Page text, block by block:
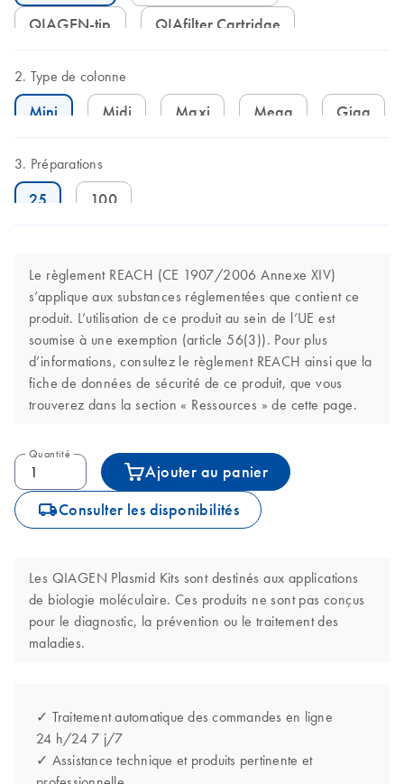
QIAGEN-tip
QIAfilter Cartridge
Type de colonne
Mini Midi Maxi Mega Giga
Préparations
25 100
Le règlement REACH (CE 1907/2006 Annexe XIV)
s’applique aux substances réglementées que contient ce
produit. L’utilisation de ce produit au sein de l’UE est
soumise à une exemption (article 56(3)). Pour plus
d’informations, consultez le règlement REACH ainsi que la
fiche de données de sécurité de ce produit, que vous
trouverez dans la section « Ressources » de cette page.
Quantité
Ajouter au panier
icon_0062_deliver-s Consulter les disponibilités
Les QIAGEN Plasmid Kits sont destinés aux applications
de biologie moléculaire. Ces produits ne sont pas conçus
pour le diagnostic, la prévention ou le traitement des
maladies.
✓ Traitement automatique des commandes en ligne
24 h/24 7 j/7
✓ Assistance technique et produits pertinente et